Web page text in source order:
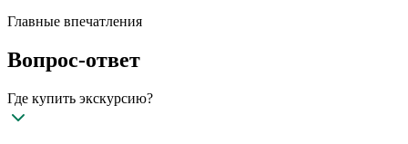
Главные впечатления
Вопрос-ответ
Где купить экскурсию?